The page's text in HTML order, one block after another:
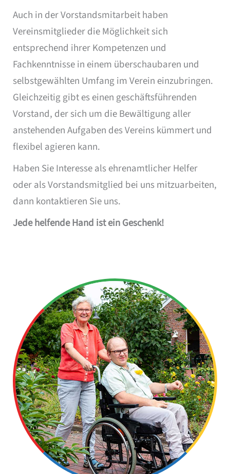
Auch in der Vorstandsmitarbeit haben
Vereinsmitglieder die Möglichkeit sich
entsprechend ihrer Kompetenzen und
Fachkenntnisse in einem überschaubaren und
selbstgewählten Umfang im Verein einzubringen.
Gleichzeitig gibt es einen geschäftsführenden
Vorstand, der sich um die Bewältigung aller
anstehenden Aufgaben des Vereins kümmert und
flexibel agieren kann.
Haben Sie Interesse als ehrenamtlicher Helfer
oder als Vorstandsmitglied bei uns mitzuarbeiten,
dann kontaktieren Sie uns.
Jede helfende Hand ist ein Geschenk!